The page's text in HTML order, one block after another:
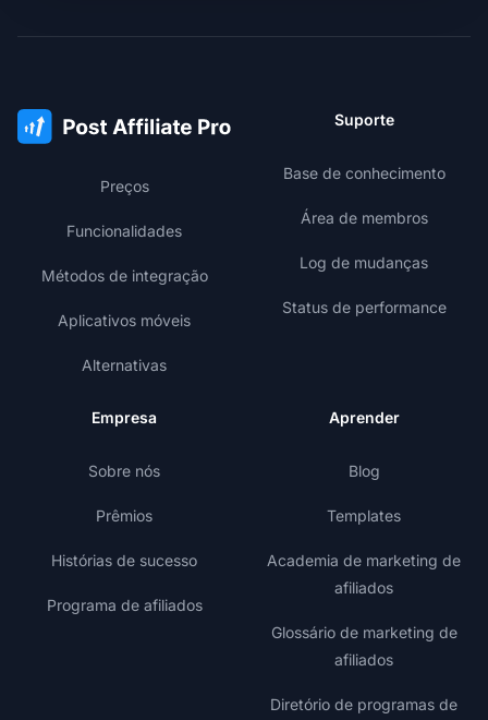
Preços
Funcionalidades
Métodos de integração
Aplicativos móveis
Alternativas
Suporte
Base de conhecimento
Área de membros
Log de mudanças
Status de performance
Empresa
Sobre nós
Prêmios
Histórias de sucesso
Programa de afiliados
Aprender
Blog
Templates
Academia de marketing de
afiliados
Glossário de marketing de
afiliados
Diretório de programas de